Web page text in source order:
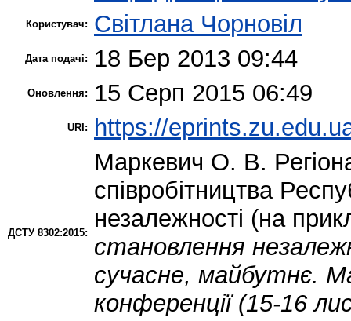
Користувач: Світлана Чорновіл
Дата подачі: 18 Бер 2013 09:44
Оновлення: 15 Серп 2015 06:49
URI: https://
ДСТУ 8302:2015:
Маркевич О. В.
співробітництва
незалежності (на
становлення
сучасне, майбутнє.
конференції (15-16